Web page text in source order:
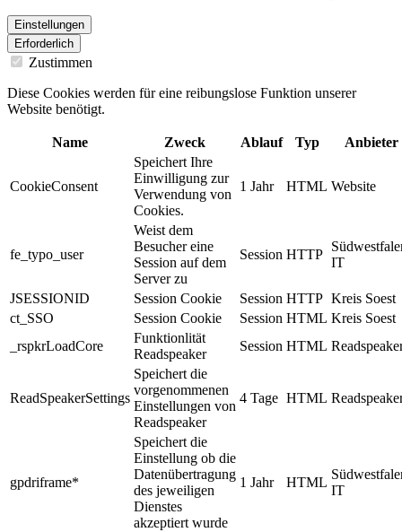
Einstellungen
Erforderlich
Zustimmen
Diese Cookies werden für eine reibungslose Funktion unserer
Website benötigt.
Name Zweck Ablauf Typ Anbieter
CookieConsent
Speichert Ihre
Einwilligung zur
Verwendung von
Cookies.
1 Jahr HTML Website
fe_typo_user
Weist dem
Besucher eine
Session auf dem
Server zu
Session HTTP
IT
JSESSIONID Session Cookie Session HTTP Kreis Soest
ct_SSO
Session Cookie Session HTML Kreis Soest
_rspkrLoadCore
Funktionlität
Readspeaker
Session HTML
ReadSpeakerSettings
Speichert die
vorgenommenen
Einstellungen von
Readspeaker
4 Tage HTML
gpdriframe*
Speichert die
Einstellung ob die
Datenübertragung
des jeweiligen
Dienstes
akzeptiert wurde
1 Jahr HTML
IT